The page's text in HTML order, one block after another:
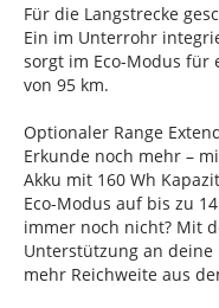
Für die Langstrecke
Ein im Unterrohr
sorgt im Eco-Modus für
von 95 km.
Optionaler Range
Erkunde noch mehr –
Akku mit 160 Wh
Eco-Modus auf bis zu
immer noch nicht? Mit
Unterstützung an deine
mehr Reichweite aus